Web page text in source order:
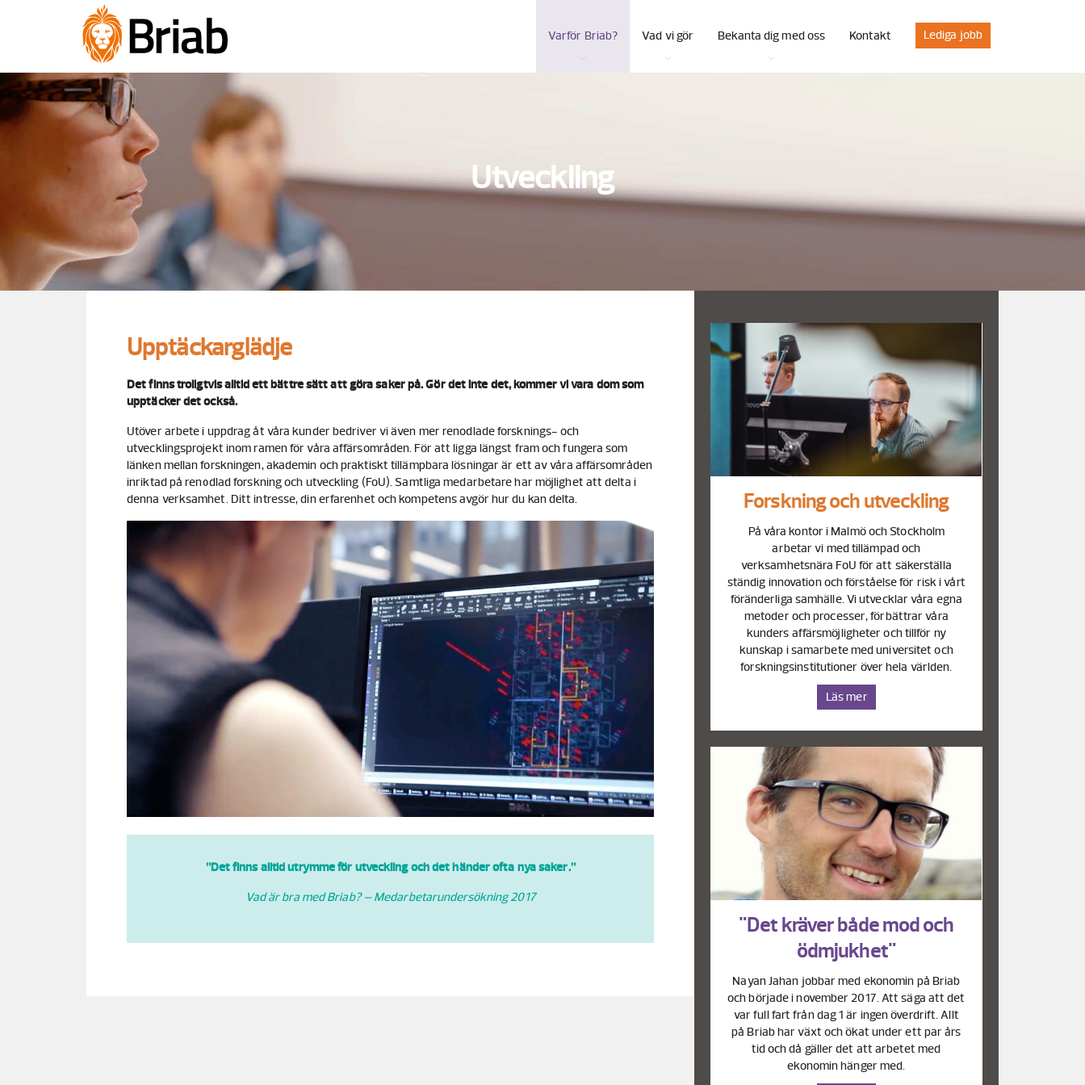
Varför Briab? Vad vi gör Bekanta dig med oss Kontakt Lediga jobb
Utveckling
Upptäckarglädje
Det finns troligtvis alltid ett bättre sätt att göra saker på. Gör det inte det, kommer vi vara dom som
upptäcker det också.
Utöver arbete i uppdrag åt våra kunder bedriver vi även mer renodlade forsknings- och
utvecklingsprojekt inom ramen för våra affärsområden. För att ligga längst fram och fungera som
länken mellan forskningen, akademin och praktiskt tillämpbara lösningar är ett av våra affärsområden
inriktad på renodlad forskning och utveckling (FoU). Samtliga medarbetare har möjlighet att delta i
denna verksamhet. Ditt intresse, din erfarenhet och kompetens avgör hur du kan delta.
”Det finns alltid utrymme för utveckling och det händer ofta nya saker.”
Vad är bra med Briab? – Medarbetarundersökning 2017
Forskning och utveckling
På våra kontor i Malmö och Stockholm
arbetar vi med tillämpad och
verksamhetsnära FoU för att säkerställa
ständig innovation och förståelse för risk i vårt
föränderliga samhälle. Vi utvecklar våra egna
metoder och processer, förbättrar våra
kunders affärsmöjligheter och tillför ny
kunskap i samarbete med universitet och
forskningsinstitutioner över hela världen.
Läs mer
"Det kräver både mod och
ödmjukhet"
Nayan Jahan jobbar med ekonomin på Briab
och började i november 2017. Att säga att det
var full fart från dag 1 är ingen överdrift. Allt
på Briab har växt och ökat under ett par års
tid och då gäller det att arbetet med
ekonomin hänger med.